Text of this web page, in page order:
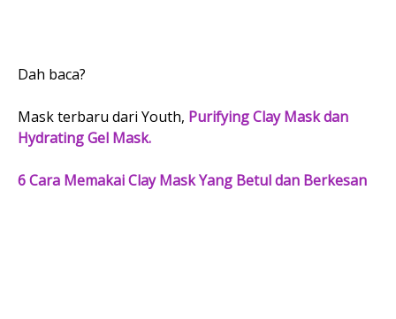
Dah baca?
Mask terbaru dari Youth, Purifying Clay Mask dan
Hydrating Gel Mask.
6 Cara Memakai Clay Mask Yang Betul dan Berkesan